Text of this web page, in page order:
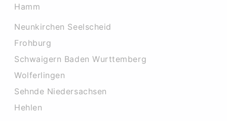
Hamm
Neunkirchen Seelscheid
Frohburg
Schwaigern Baden Wurttemberg
Wolferlingen
Sehnde Niedersachsen
Hehlen